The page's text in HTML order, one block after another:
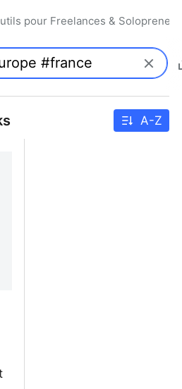
pour Freelances &
A-Z